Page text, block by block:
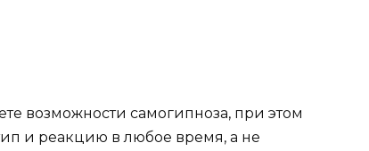
возможности самогипноза, при этом
и реакцию в любое время, а не